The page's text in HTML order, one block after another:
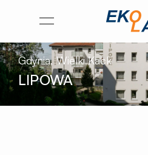
Przejdź
stronę
główną
Ekolan
Otwórz
Gdynia, Wielki Kack
LIPOWA